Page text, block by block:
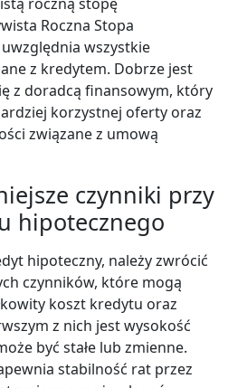
Roczna Stopa
wszystkie
z kredytem. Dobrze jest
z doradcą finansowym, który
korzystnej oferty oraz
związane z umową
czynniki przy
hipotecznego
hipoteczny, należy zwrócić
czynników, które mogą
koszt kredytu oraz
z nich jest wysokość
być stałe lub zmienne.
stabilność rat przez